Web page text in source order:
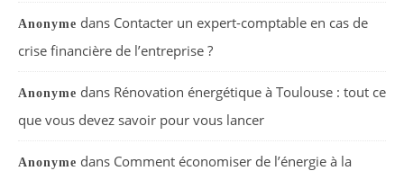
Anonyme dans Contacter un expert-comptable en cas de
crise financière de l’entreprise ?
Anonyme dans Rénovation énergétique à Toulouse : tout ce
que vous devez savoir pour vous lancer
Anonyme dans Comment économiser de l’énergie à la